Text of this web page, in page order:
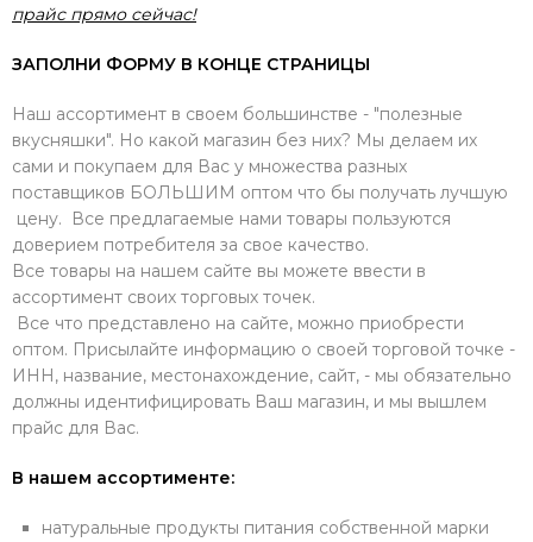
прайс прямо сейчас!
ЗАПОЛНИ ФОРМУ В КОНЦЕ СТРАНИЦЫ
Наш ассортимент в своем большинстве - "полезные
вкусняшки". Но какой магазин без них? Мы делаем их
сами и покупаем для Вас у множества разных
поставщиков БОЛЬШИМ оптом что бы получать лучшую
цену. Все предлагаемые нами товары пользуются
доверием потребителя за свое качество.
Все товары на нашем сайте вы можете ввести в
ассортимент своих торговых точек.
Все что представлено на сайте, можно приобрести
оптом. Присылайте информацию о своей торговой точке -
ИНН, название, местонахождение, сайт, - мы обязательно
должны идентифицировать Ваш магазин, и мы вышлем
прайс для Вас.
В нашем ассортименте:
натуральные продукты питания собственной марки